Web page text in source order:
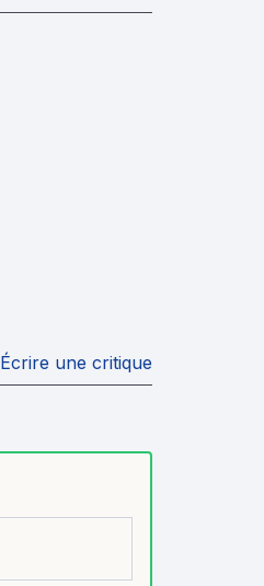
Écrire une critique